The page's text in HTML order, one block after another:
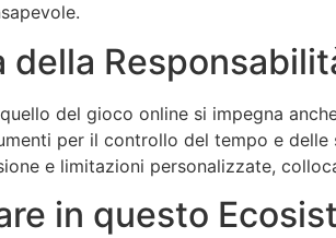
della
del gioco online si impegna
per il controllo del tempo e
e limitazioni personalizzate,
in questo